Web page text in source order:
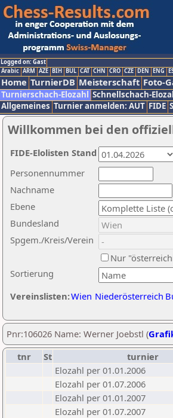
Logged on: Gast
Arabic ARM AZE BIH BUL CAT CHN CRO CZE DEN ENG
Home TurnierDB Meisterschaft Foto-
Turnierschach-Elozahl Schnellschach-
Allgemeines Turnier anmelden: AUT FIDE
Willkommen bei den
Nachname
Ebene
Sortierung
Personennummer
Bundesland
Spgem./Kreis/Verein
Nur
Vereinslisten:Wien Niederösterreich
FIDE-Elolisten Stand
Pnr:106026 Name: Werner Joebstl (
tnr
St turnier
Elozahl per 01.01.2006
Elozahl per 01.07.2006
Elozahl per 01.01.2007
Elozahl per 01.07.2007